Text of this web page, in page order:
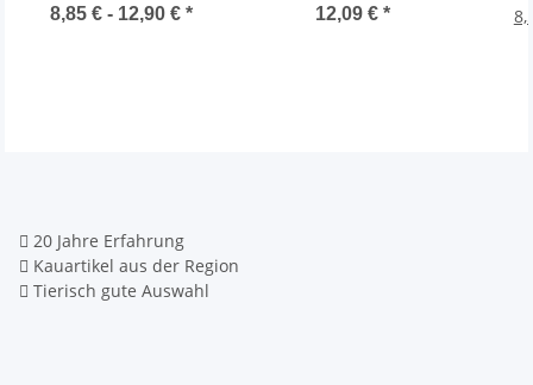
8,85 € - 12,90 € * 12,09 € *
20 Jahre Erfahrung
Kauartikel aus der Region
Tierisch gute Auswahl